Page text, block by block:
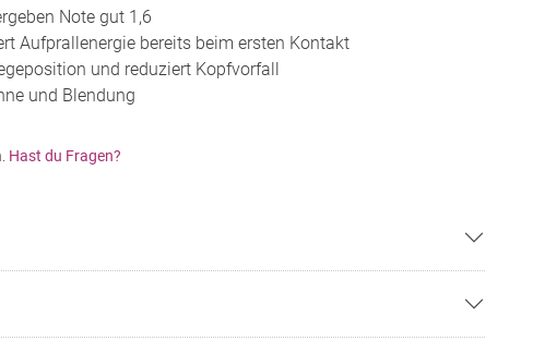
Note gut 1,6
Aufprallenergie bereits beim ersten Kontakt
und reduziert Kopfvorfall
und Blendung
Hast du Fragen?